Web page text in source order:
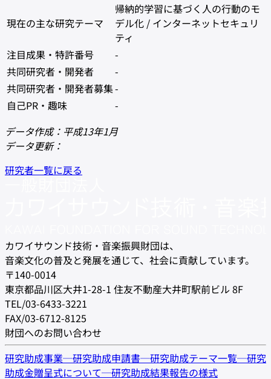
現在の主な研究テーマ
帰納的学習に基づく人の行動のモ
デル化 / インターネットセキュリ
ティ
注目成果・特許番号
-
共同研究者・開発者
-
共同研究者・開発者募集-
自己PR・趣味
-
データ作成：平成13年1月
データ更新：
研究者一覧に戻る
カワイサウンド技術・音楽振興財団は、
音楽文化の普及と発展を通じて、社会に貢献しています。
〒140-0014
東京都品川区大井1-28-1 住友不動産大井町駅前ビル 8F
TEL/03-6433-3221
FAX/03-6712-8125
財団へのお問い合わせ
研究助成事業─研究助成申請書─研究助成テーマ一覧─研究
助成金贈呈式について─研究助成結果報告の様式